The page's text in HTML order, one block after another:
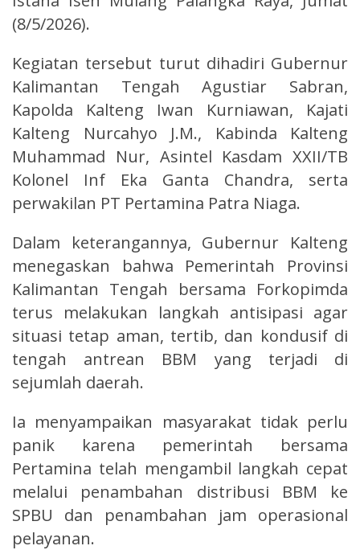
(8/5/2026).
Kegiatan tersebut turut dihadiri Gubernur
Kalimantan Tengah Agustiar Sabran,
Kapolda Kalteng Iwan Kurniawan, Kajati
Kalteng Nurcahyo J.M., Kabinda Kalteng
Muhammad Nur, Asintel Kasdam XXII/TB
Kolonel Inf Eka Ganta Chandra, serta
perwakilan PT Pertamina Patra Niaga.
Dalam keterangannya, Gubernur Kalteng
menegaskan bahwa Pemerintah Provinsi
Kalimantan Tengah bersama Forkopimda
terus melakukan langkah antisipasi agar
situasi tetap aman, tertib, dan kondusif di
tengah antrean BBM yang terjadi di
sejumlah daerah.
Ia menyampaikan masyarakat tidak perlu
panik karena pemerintah bersama
Pertamina telah mengambil langkah cepat
melalui penambahan distribusi BBM ke
SPBU dan penambahan jam operasional
pelayanan.